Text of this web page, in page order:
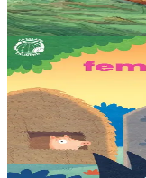
Er stok25,00 €
3 bloaz hag ouzhpenn
TES
Tri femoc'h bihan
Ur wech e oa tri
deiz koulskoude e voe
savet a-ratozh evit ar